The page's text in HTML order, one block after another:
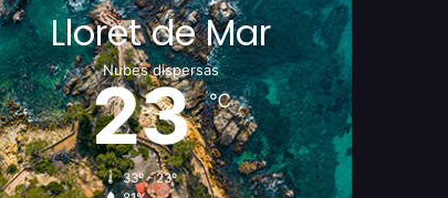
Lloret de Mar
Nubes dispersas
23℃
33º - 23º